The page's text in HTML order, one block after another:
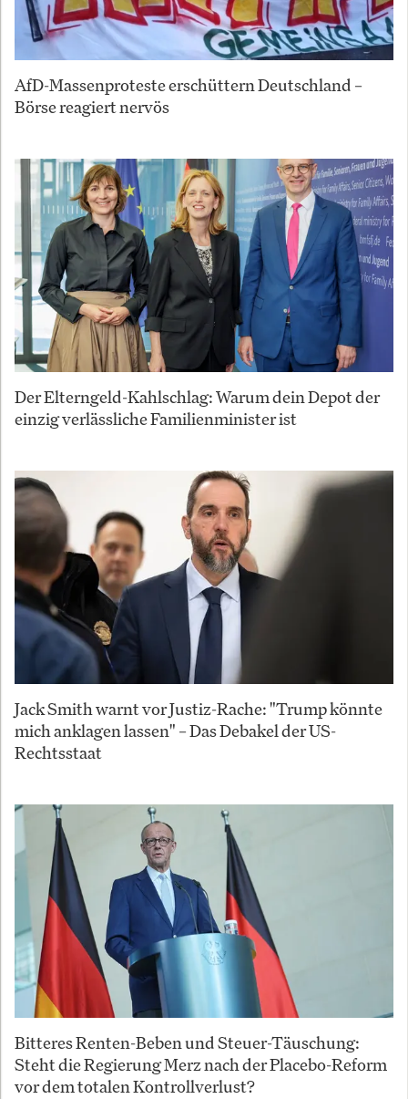
AfD-Massenproteste erschüttern Deutschland –
Börse reagiert nervös
Der Elterngeld-Kahlschlag: Warum dein Depot der
einzig verlässliche Familienminister ist
Jack Smith warnt vor Justiz-Rache: "Trump könnte
mich anklagen lassen" – Das Debakel der US-
Rechtsstaat
Bitteres Renten-Beben und Steuer-Täuschung:
Steht die Regierung Merz nach der Placebo-Reform
vor dem totalen Kontrollverlust?